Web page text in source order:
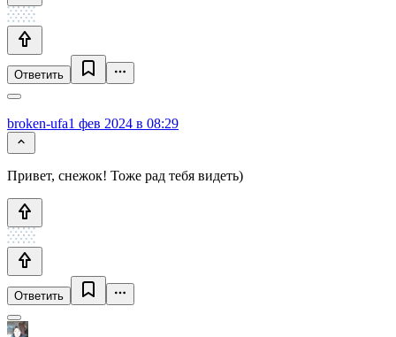
Ответить
broken-ufa1 фев 2024 в 08:29
Привет, снежок! Тоже рад тебя видеть)
Ответить